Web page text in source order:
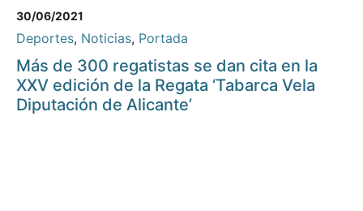
30/06/2021
Deportes, Noticias, Portada
Más de 300 regatistas se dan cita en la
XXV edición de la Regata ‘Tabarca Vela
Diputación de Alicante’